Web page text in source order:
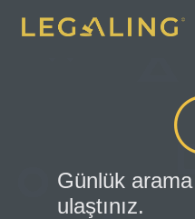
Günlük
ulaştınız.